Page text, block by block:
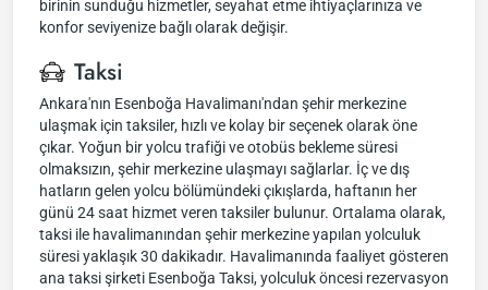
birinin sunduğu hizmetler, seyahat etme ihtiyaçlarınıza ve
konfor seviyenize bağlı olarak değişir.
Taksi
Ankara'nın Esenboğa Havalimanı'ndan şehir merkezine
ulaşmak için taksiler, hızlı ve kolay bir seçenek olarak öne
çıkar. Yoğun bir yolcu trafiği ve otobüs bekleme süresi
olmaksızın, şehir merkezine ulaşmayı sağlarlar. İç ve dış
hatların gelen yolcu bölümündeki çıkışlarda, haftanın her
günü 24 saat hizmet veren taksiler bulunur. Ortalama olarak,
taksi ile havalimanından şehir merkezine yapılan yolculuk
süresi yaklaşık 30 dakikadır. Havalimanında faaliyet gösteren
ana taksi şirketi Esenboğa Taksi, yolculuk öncesi rezervasyon